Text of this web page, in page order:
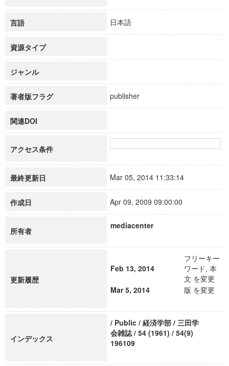
言語 日本語
資源タイプ
ジャンル
著者版フラグ publisher
関連DOI
アクセス条件
最終更新日 Mar 05, 2014 11:33:14
作成日 Apr 09, 2009 09:00:00
所有者
mediacenter
更新履歴
Feb 13, 2014
フリーキー
ワード, 本
文 を変更
Mar 5, 2014
版 を変更
インデックス
/ Public / 経済学部 / 三田学
会雑誌 / 54 (1961) / 54(9)
196109